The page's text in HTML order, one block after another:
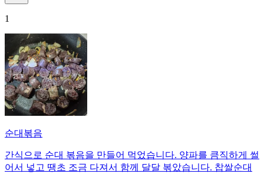
1
순대볶음
간식으로 순대 볶음을 만들어 먹었습니다. 양파를 큼직하게 썰
어서 넣고 땡초 조금 다져서 함께 달달 볶았습니다. 찹쌀순대